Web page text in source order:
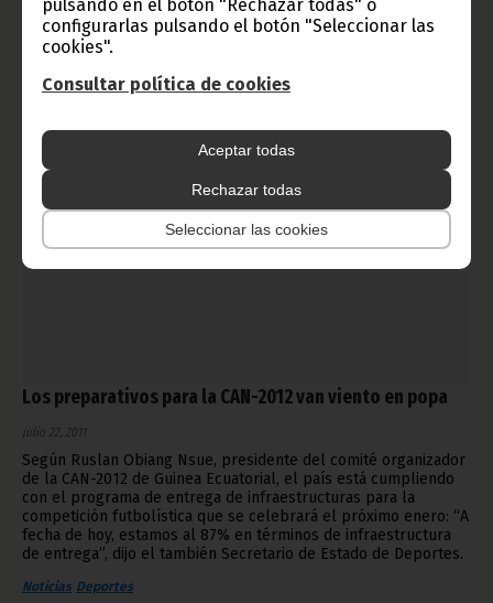
pulsando en el botón "Rechazar todas" o
configurarlas pulsando el botón "Seleccionar las
cookies".
Consultar política de cookies
Aceptar todas
Rechazar todas
Seleccionar las cookies
necesidad de ampliar las relaciones entre los dos países en
diferentes dominios.
Los preparativos para la CAN-2012 van viento en popa
julio 22, 2011
Según Ruslan Obiang Nsue, presidente del comité organizador
de la CAN-2012 de Guinea Ecuatorial, el país está cumpliendo
con el programa de entrega de infraestructuras para la
competición futbolística que se celebrará el próximo enero: “A
fecha de hoy, estamos al 87% en términos de infraestructura
de entrega”, dijo el también Secretario de Estado de Deportes.
Noticias Deportes